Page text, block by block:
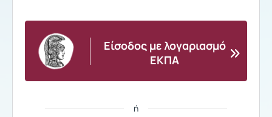
Είσοδος με λογαριασμό
ΕΚΠΑ
ή